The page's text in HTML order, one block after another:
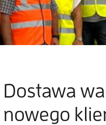
Dostawa
nowego